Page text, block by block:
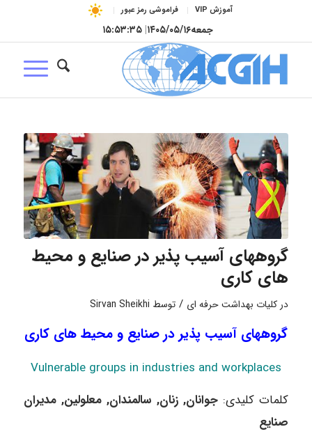
آموزش VIP فراموشی رمز عبور
جمعه۱۴۰۵/۰۵/۱۶| ۱۵:۵۳:۳۵
گروههای آسیب پذیر در صنایع و محیط
های کاری
درکلیات بهداشت حرفه ای / توسط Sirvan Sheikhi
گروههای آسیب پذیر در صنایع و محیط های کاری
Vulnerable groups in industries and workplaces
کلمات کلیدی:جوانان, زنان, سالمندان, معلولین, مدیران
صنایع